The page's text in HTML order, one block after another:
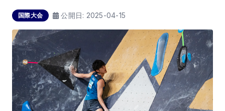
国際大会 公開日: 2025-04-15